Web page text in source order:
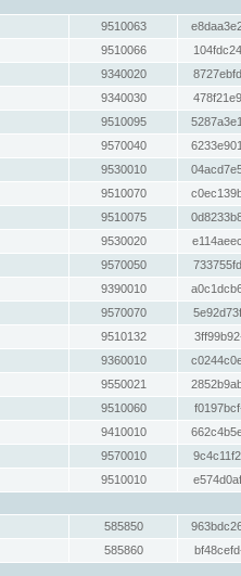
9510063
9510066
9340020
9340030
9510095
9570040
9530010
9510070
9510075
9530020
9570050
9390010
9570070
9510132
9360010
9550021
9510060
9410010
9570010
9510010
585850
585860